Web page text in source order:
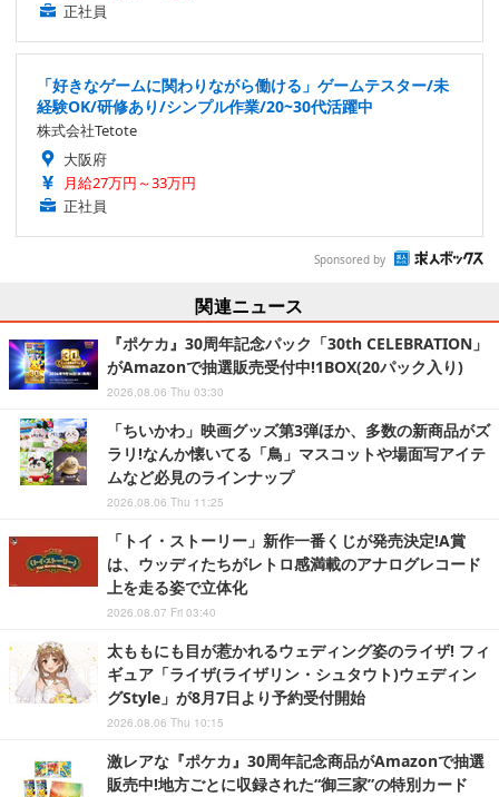
正社員
「好きなゲームに関わりながら働ける」ゲームテスター/未
経験OK/研修あり/シンプル作業/20~30代活躍中
株式会社Tetote
大阪府
月給27万円～33万円
正社員
Sponsored by
関連ニュース
『ポケカ』30周年記念パック「30th CELEBRATION」
がAmazonで抽選販売受付中!1BOX(20パック入り)
2026.08.06 Thu 03:30
「ちいかわ」映画グッズ第3弾ほか、多数の新商品がズ
ラリ!なんか懐いてる「鳥」マスコットや場面写アイテ
ムなど必見のラインナップ
2026.08.06 Thu 11:25
「トイ・ストーリー」新作一番くじが発売決定!A賞
は、ウッディたちがレトロ感満載のアナログレコード
上を走る姿で立体化
2026.08.07 Fri 03:40
太ももにも目が惹かれるウェディング姿のライザ! フィ
ギュア「ライザ(ライザリン・シュタウト)ウェディン
グStyle」が8月7日より予約受付開始
2026.08.06 Thu 10:15
激レアな『ポケカ』30周年記念商品がAmazonで抽選
販売中!地方ごとに収録された“御三家”の特別カード